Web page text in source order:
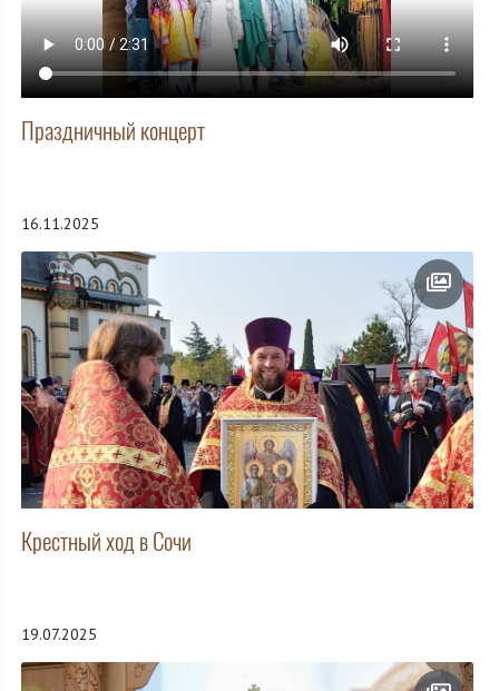
Праздничный концерт
16.11.2025
Крестный ход в Сочи
19.07.2025